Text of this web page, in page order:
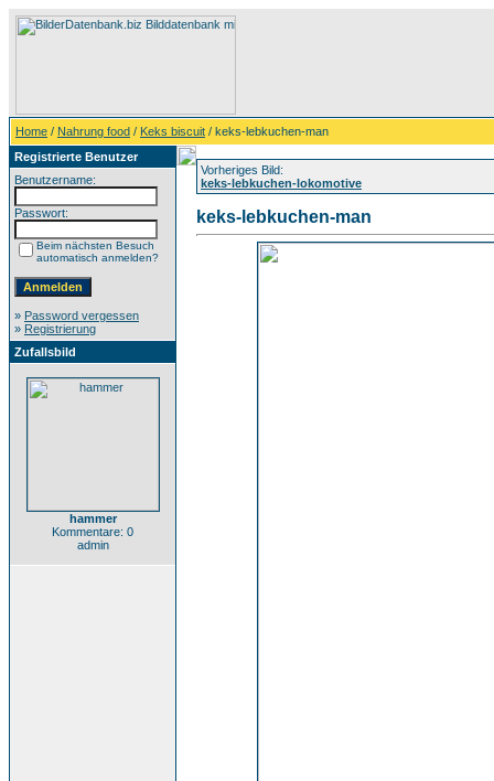
Home / Nahrung food / Keks biscuit / keks-lebkuchen-man
Registrierte Benutzer
Benutzername:
Passwort:
Beim nächsten Besuch
automatisch anmelden?
» Password vergessen
» Registrierung
Zufallsbild
hammer
Kommentare: 0
admin
Vorheriges Bild:
keks-lebkuchen-lokomotive
keks-lebkuchen-man